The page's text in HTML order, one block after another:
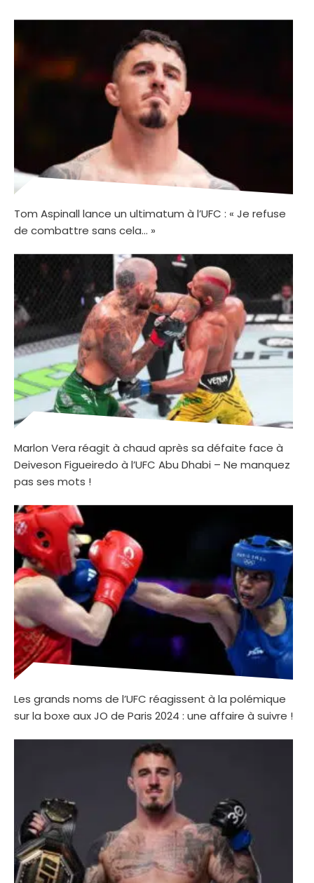
Tom Aspinall lance un ultimatum à l’UFC : « Je refuse
de combattre sans cela… »
Marlon Vera réagit à chaud après sa défaite face à
Deiveson Figueiredo à l’UFC Abu Dhabi – Ne manquez
pas ses mots !
Les grands noms de l’UFC réagissent à la polémique
sur la boxe aux JO de Paris 2024 : une affaire à suivre !